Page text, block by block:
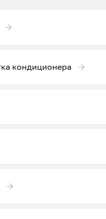
кондиционера